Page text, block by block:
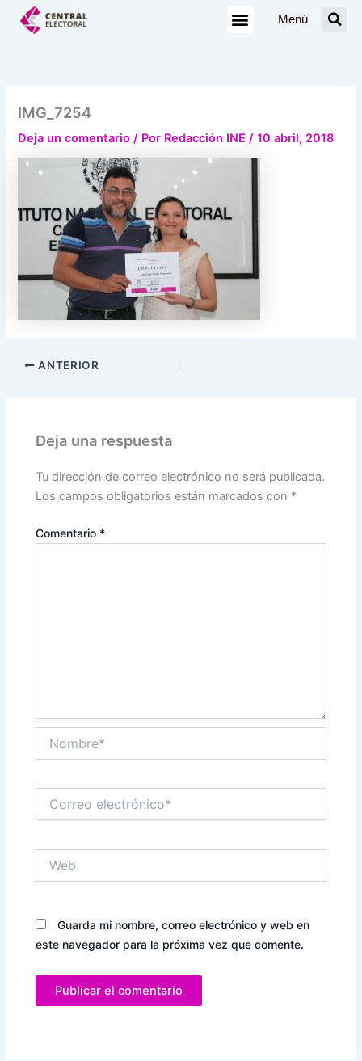
Menú
IMG_7254
Deja un comentario / Por Redacción INE/10 abril, 2018
ANTERIOR
Deja una respuesta
Tu dirección de correo electrónico no será publicada.
Los campos obligatorios están marcados con *
Comentario *
electrónico*
Guarda mi nombre, correo electrónico y web en
este navegador para la próxima vez que comente.